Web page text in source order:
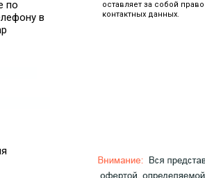
оставляет за собой
контактных данных.
по
в